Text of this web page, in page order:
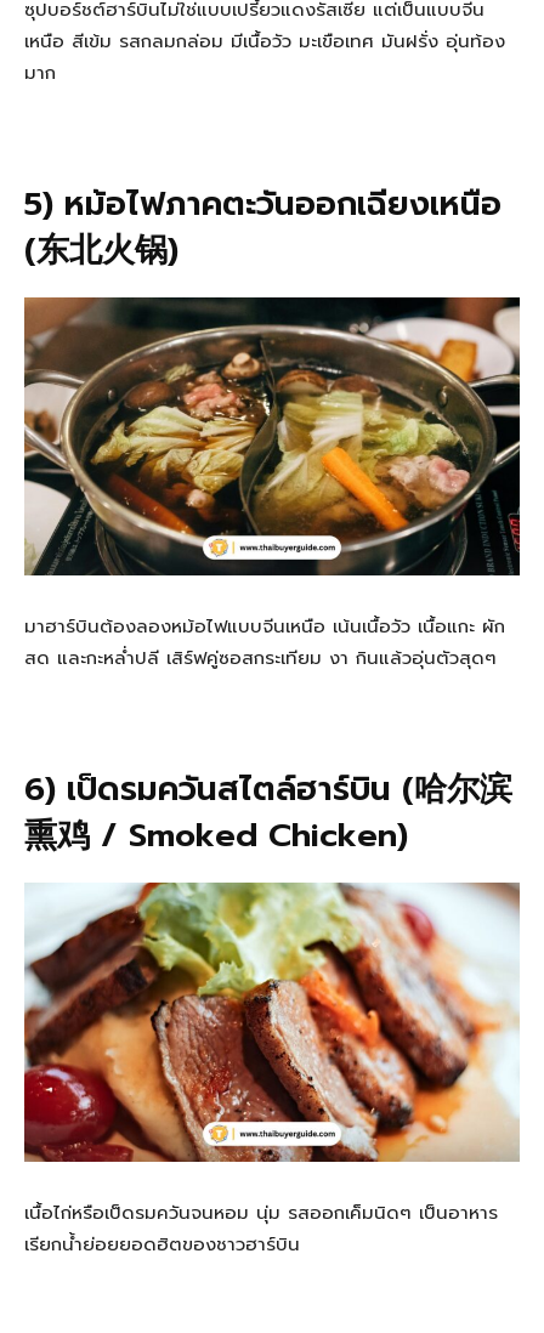
ซุปบอร์ชต์ฮาร์บินไม่ใช่แบบเปรี้ยวแดงรัสเซีย แต่เป็นแบบจีน
เหนือ สีเข้ม รสกลมกล่อม มีเนื้อวัว มะเขือเทศ มันฝรั่ง อุ่นท้อง
มาก
5) หม้อไฟภาคตะวันออกเฉียงเหนือ
(东北火锅)
มาฮาร์บินต้องลองหม้อไฟแบบจีนเหนือ เน้นเนื้อวัว เนื้อแกะ ผัก
สด และกะหล่ำปลี เสิร์ฟคู่ซอสกระเทียม งา กินแล้วอุ่นตัวสุดๆ
6) เป็ดรมควันสไตล์ฮาร์บิน (哈尔滨
熏鸡 / Smoked Chicken)
เนื้อไก่หรือเป็ดรมควันจนหอม นุ่ม รสออกเค็มนิดๆ เป็นอาหาร
เรียกน้ำย่อยยอดฮิตของชาวฮาร์บิน